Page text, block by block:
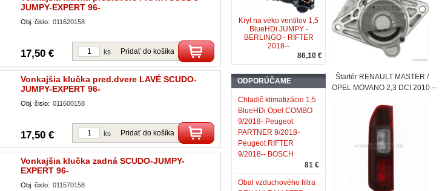
JUMPY-EXPERT 96-
Obj. čislo: 011620158
17,50 € Pridať do košíka
ks
Vonkajšia klučka pred.dvere LAVÉ SCUDO-
JUMPY-EXPERT 96-
Obj. čislo: 011600158
17,50 € Pridať do košíka
ks
Vonkajšia klučka zadná SCUDO-JUMPY-
EXPERT 96-
Obj. čislo: 011570158
Kryt na veko ventilov 1,5
BlueHDi JUMPY -
BERLINGO - RIFTER
2018--
86,10 €
ODPORÚČAME
Chladič klimatizácie 1,5
BlueHDi Opel COMBO
9/2018- Peugeot
PARTNER 9/2018-
Peugeot RIFTER
9/2018-- BOSCH
81 €
Obal vzduchového filtra
Štartér RENAULT MASTER /
OPEL MOVANO 2,3 DCI 2010 --